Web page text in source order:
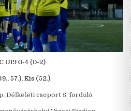
U19 0-4 (0-2)
57.), Kis (52.)
Délkeleti csoport 8. forduló.